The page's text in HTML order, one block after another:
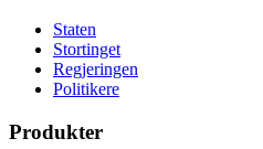
Staten
Stortinget
Regjeringen
Politikere
Produkter